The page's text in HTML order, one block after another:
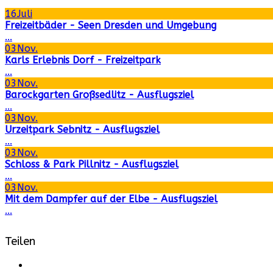
16Juli
Freizeitbäder - Seen Dresden und Umgebung
...
03 Nov.
Karls Erlebnis Dorf - Freizeitpark
...
03 Nov.
Barockgarten Großsedlitz - Ausflugsziel
...
03 Nov.
Urzeitpark Sebnitz - Ausflugsziel
...
03 Nov.
Schloss & Park Pillnitz - Ausflugsziel
...
03 Nov.
Mit dem Dampfer auf der Elbe - Ausflugsziel
...
Teilen